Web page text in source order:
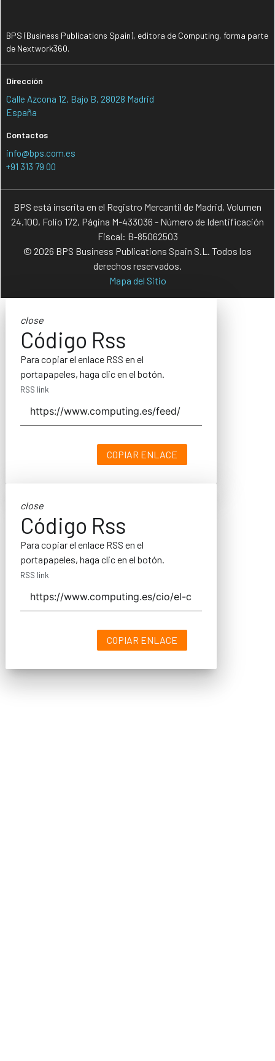
BPS (Business Publications Spain), editora de Computing, forma parte
de Nextwork360.
Dirección
Calle Azcona 12, Bajo B, 28028 Madrid
España
Contactos
info@bps.com.es
+91 313 79 00
BPS está inscrita en el Registro Mercantil de Madrid, Volumen
24.100, Folio 172, Página M-433036 - Número de Identificación
Fiscal: B-85062503
© 2026 BPS Business Publications Spain S.L. Todos los
derechos reservados.
Mapa del Sitio
close
Código Rss
Para copiar el enlace RSS en el
portapapeles, haga clic en el botón.
RSS link
COPIAR ENLACE
close
Código Rss
Para copiar el enlace RSS en el
portapapeles, haga clic en el botón.
RSS link
COPIAR ENLACE